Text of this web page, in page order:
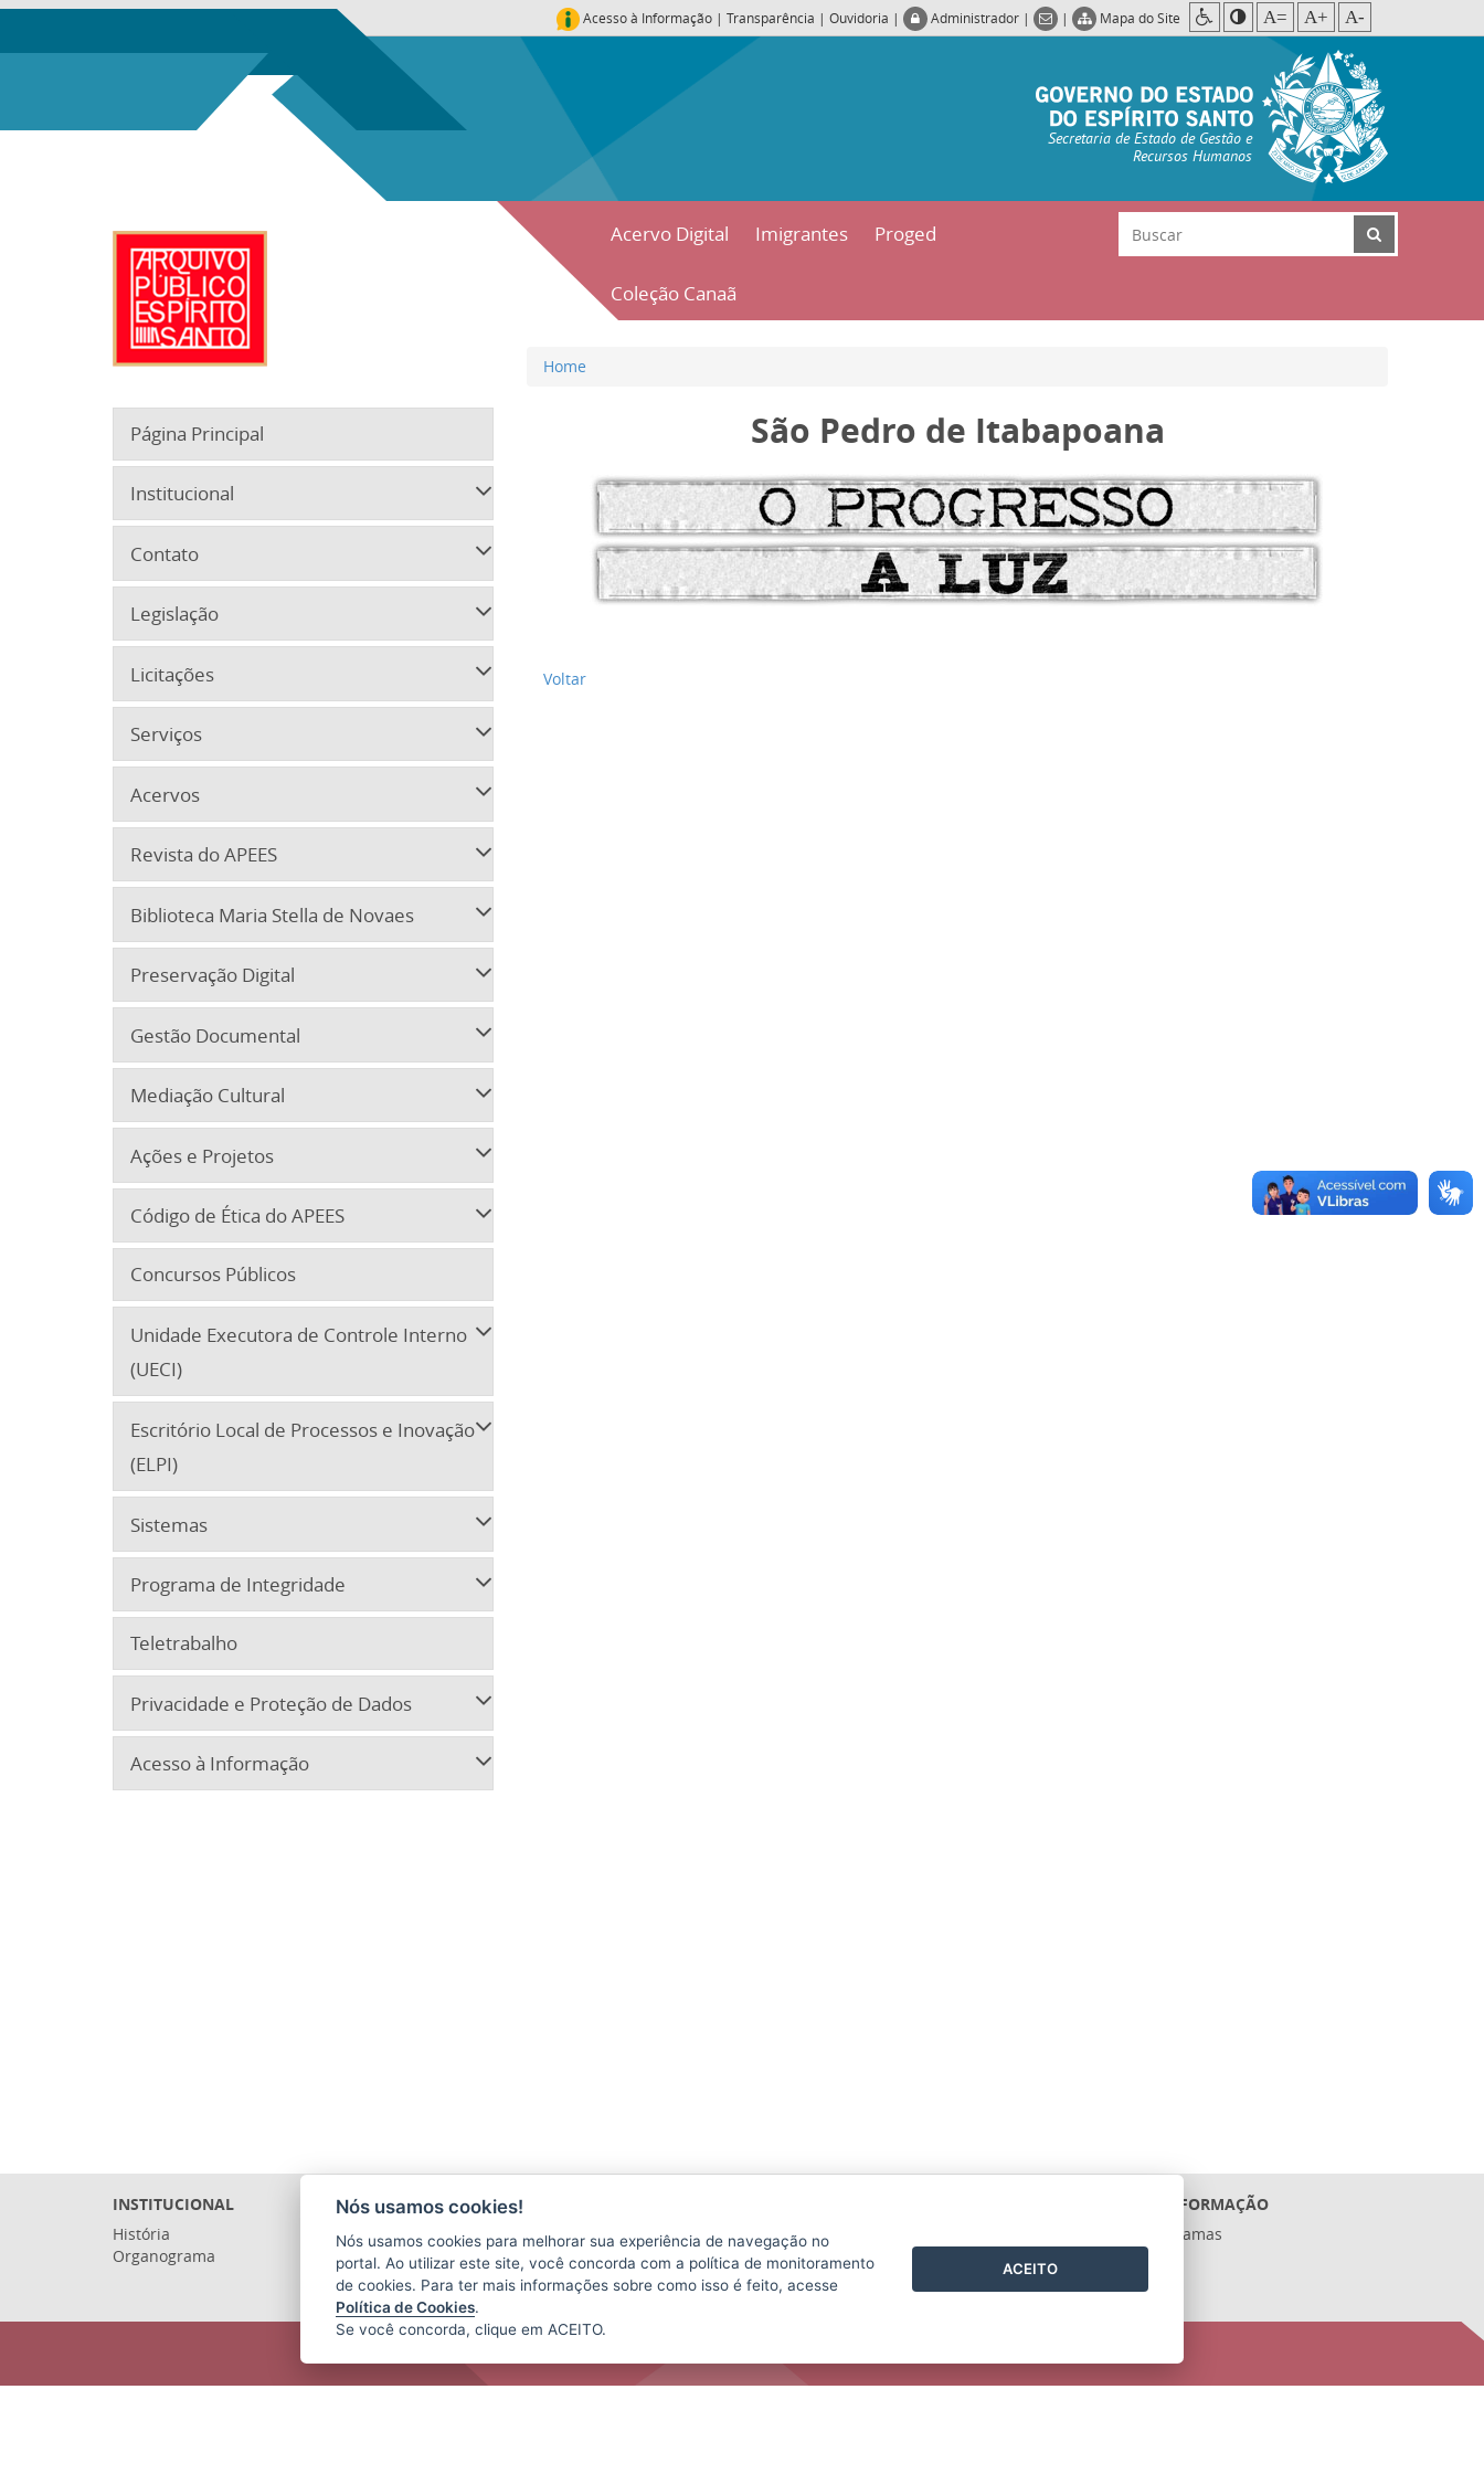
Acesso à Informação | Transparência | Ouvidoria | Administrador | | Mapa do Site A= A+ A-
Secretaria de Estado de Gestão e
Recursos Humanos
Acervo Digital Imigrantes Proged
Coleção Canaã
Página Principal
Institucional
Contato
Legislação
Licitações
Serviços
Acervos
Revista do APEES
Biblioteca Maria Stella de Novaes
Preservação Digital
Gestão Documental
Mediação Cultural
Ações e Projetos
Código de Ética do APEES
Concursos Públicos
Unidade Executora de Controle Interno
(UECI)
Escritório Local de Processos e Inovação
(ELPI)
Sistemas
Programa de Integridade
Teletrabalho
Privacidade e Proteção de Dados
Acesso à Informação
Home
São Pedro de Itabapoana
Voltar
INSTITUCIONAL
História
Organograma
VÍDEOS
ACESSO À INFORMAÇÃO
Ações e Programas
Contratos
Nós usamos cookies!
Nós usamos cookies para melhorar sua experiência de navegação no
portal. Ao utilizar este site, você concorda com a política de monitoramento
de cookies. Para ter mais informações sobre como isso é feito, acesse
Política de Cookies.
Se você concorda, clique em ACEITO.
ACEITO